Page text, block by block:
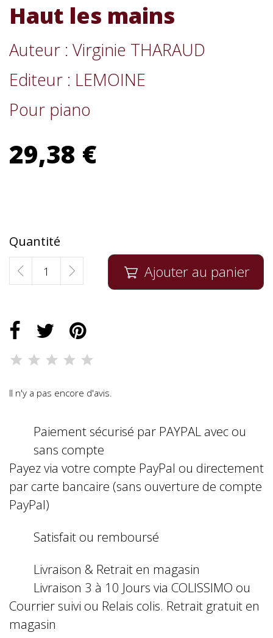
Haut les mains
Auteur : Virginie THARAUD
Editeur : LEMOINE
Pour piano
29,38 €
Quantité
 Ajouter au panier
Il n'y a pas encore d'avis.
Paiement sécurisé par PAYPAL avec ou
sans compte
Payez via votre compte PayPal ou directement
par carte bancaire (sans ouverture de compte
PayPal)
Satisfait ou remboursé
Livraison & Retrait en magasin
Livraison 3 à 10 Jours via COLISSIMO ou
Courrier suivi ou Relais colis. Retrait gratuit en
magasin